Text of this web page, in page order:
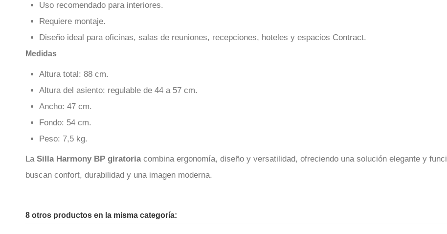
Uso recomendado para interiores.
Requiere montaje.
Diseño ideal para oficinas, salas de reuniones, recepciones, hoteles y espacios Contract.
Medidas
Altura total: 88 cm.
Altura del asiento: regulable de 44 a 57 cm.
Ancho: 47 cm.
Fondo: 54 cm.
Peso: 7,5 kg.
La Silla Harmony BP giratoriacombina ergonomía, diseño y versatilidad, ofreciendo una solución elegante y
buscan confort, durabilidad y una imagen moderna.
8 otros productos en la misma categoría: